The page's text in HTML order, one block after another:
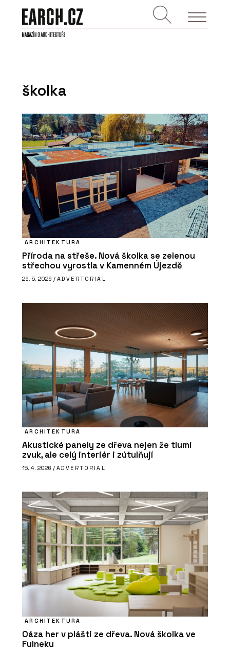
školka
ARCHITEKTURA
Příroda na střeše. Nová školka se zelenou
střechou vyrostla v Kamenném Újezdě
29. 5. 2026 / ADVERTORIAL
ARCHITEKTURA
Akustické panely ze dřeva nejen že tlumí
zvuk, ale celý interiér i zútulňují
15. 4. 2026 / ADVERTORIAL
ARCHITEKTURA
Oáza her v plášti ze dřeva. Nová školka ve
Fulneku